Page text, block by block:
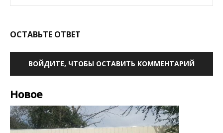
ОСТАВЬТЕ ОТВЕТ
ВОЙДИТЕ, ЧТОБЫ ОСТАВИТЬ КОММЕНТАРИЙ
Новое